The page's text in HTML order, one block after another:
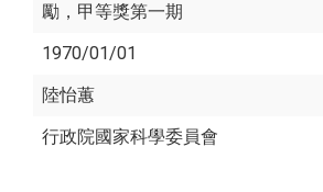
勵，甲等獎第一期
1970/01/01
陸怡蕙
行政院國家科學委員會